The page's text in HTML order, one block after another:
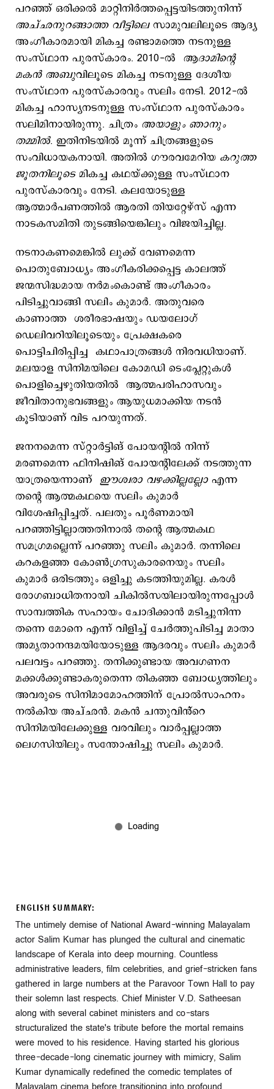
പറഞ്ഞ് ഒരിക്കൽ മാറ്റിനിർത്തപ്പെട്ടയിടത്തുനിന്ന്
അച്ഛനുറങ്ങാത്ത വീട്ടിലെ സാമുവലിലൂടെ ആദ്യ
അംഗീകാരമായി മികച്ച രണ്ടാമത്തെ നടനുള്ള
സംസ്ഥാന പുരസ്കാരം. 2010-ൽ ആദാമിന്റെ
മകൻ അബുവിലൂടെ മികച്ച നടനുള്ള ദേശീയ
സംസ്ഥാന പുരസ്കാരവും സലിം നേടി. 2012-ൽ
മികച്ച ഹാസ്യനടനുള്ള സംസ്ഥാന പുരസ്‌കാരം
സലിമിനായിരുന്നു. ചിത്രം അയാളും ഞാനും
തമ്മിൽ. ഇതിനിടയിൽ മൂന്ന് ചിത്രങ്ങളുടെ
സംവിധായകനായി. അതിൽ ഗൗരവമേറിയ കറുത്ത
ജൂതനിലൂടെമികച്ച കഥയ്ക്കുള്ള സംസ്ഥാന
പുരസ്കാരവും നേടി. കലയോടുള്ള
ആത്മാർപണത്തിൽ ആരതി തിയറ്റേഴ്സ് എന്ന
നാടകസമിതി തുടങ്ങിയെങ്കിലും വിജയിച്ചില്ല.
നടനാകണമെങ്കിൽ ലുക്ക് വേണമെന്ന
പൊതുബോധ്യം അംഗീകരിക്കപ്പെട്ട കാലത്ത്
ജന്മസിദ്ധമായ നർമംകൊണ്ട് അംഗീകാരം
പിടിച്ചുവാങ്ങി സലിം കുമാർ. അതുവരെ
കാണാത്ത ശരീരഭാഷയും ഡയലോഗ്
ഡെലിവറിയിലൂടെയും പ്രേക്ഷകരെ
പൊട്ടിചിരിപ്പിച്ച കഥാപാത്രങ്ങൾ നിരവധിയാണ്.
മലയാള സിനിമയിലെ കോമഡി ടെംപ്ലേറ്റുകൾ
പൊളിച്ചെഴുതിയതിൽ ആത്മപരിഹാസവും
ജീവിതാനുഭവങ്ങളും ആയുധമാക്കിയ നടൻ
കൂടിയാണ് വിട പറയുന്നത്.
ജനനമെന്ന സ്റ്റാർട്ടിങ് പോയന്റിൽ നിന്ന്
മരണമെന്ന ഫിനിഷിങ് പോയന്റിലേക്ക് നടത്തുന്ന
യാത്രയെന്നാണ് ഈശ്വരാ വഴക്കില്ലല്ലോഎന്ന
തന്റെ ആത്മകഥയെ സലിം കുമാർ
വിശേഷിപ്പിച്ചത്. പലതും പൂർണമായി
പറഞ്ഞിട്ടില്ലാത്തതിനാൽ തന്റെ ആത്മകഥ
സമഗ്രമല്ലെന്ന് പറഞ്ഞു സലിം കുമാർ. തന്നിലെ
കറകളഞ്ഞ കോൺഗ്രസുകാരനെയും സലിം
കുമാർ ഒരിടത്തും ഒളിച്ചു കടത്തിയുമില്ല. കരൾ
രോഗബാധിതനായി ചികിൽസയിലായിരുന്നപ്പോൾ
സാമ്പത്തിക സഹായം ചോദിക്കാൻ മടിച്ചുനിന്ന
തന്നെ മോനെ എന്ന് വിളിച്ച് ചേർത്തുപിടിച്ച മാതാ
അമൃതാനന്ദമയിയോടുള്ള ആദരവും സലിം കുമാർ
പലവട്ടം പറഞ്ഞു. തനിക്കുണ്ടായ അവഗണന
മക്കൾക്കുണ്ടാകരുതെന്ന തികഞ്ഞ ബോധ്യത്തിലും
അവരുടെ സിനിമാമോഹത്തിന് പ്രോൽസാഹനം
നൽകിയ അച്ഛൻ. മകൻ ചന്തുവിൻ്റെ
സിനിമയിലേക്കുള്ള വരവിലും വാർപ്പല്ലാത്ത
ലെഗസിയിലും സന്തോഷിച്ചു സലിം കുമാർ.
ENGLISH SUMMARY:
The untimely demise of National Award-winning Malayalam
actor Salim Kumar has plunged the cultural and cinematic
landscape of Kerala into deep mourning. Countless
administrative leaders, film celebrities, and grief-stricken fans
gathered in large numbers at the Paravoor Town Hall to pay
their solemn last respects. Chief Minister V.D. Satheesan
along with several cabinet ministers and co-stars
structuralized the state's tribute before the mortal remains
were moved to his residence. Having started his glorious
three-decade-long cinematic journey with mimicry, Salim
Kumar dynamically redefined the comedic templates of